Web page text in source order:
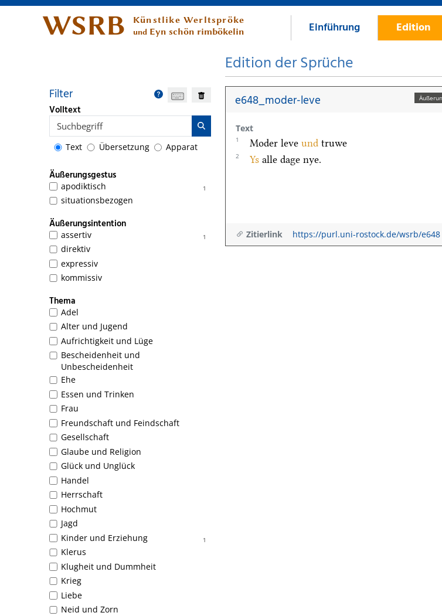
WSRB Künstlike Werltspröke
und Eyn schön rimbökelin Einführung Edition
Filter
Volltext
Text Übersetzung Apparat
Äußerungsgestus
1
apodiktisch
situationsbezogen
Äußerungsintention
1
assertiv
direktiv
expressiv
kommissiv
Thema
Adel
Alter und Jugend
Aufrichtigkeit und Lüge
Bescheidenheit und
Unbescheidenheit
Ehe
Essen und Trinken
Frau
Freundschaft und Feindschaft
Gesellschaft
Glaube und Religion
Glück und Unglück
Handel
Herrschaft
Hochmut
Jagd
1
Kinder und Erziehung
Klerus
Klugheit und Dummheit
Krieg
Liebe
Neid und Zorn
Edition der Sprüche
e648_moder-leve
Text
1 Moder leve und truwe
2 Ys alle dage nye.
Zitierlink https://purl.uni-rostock.de/wsrb/e648